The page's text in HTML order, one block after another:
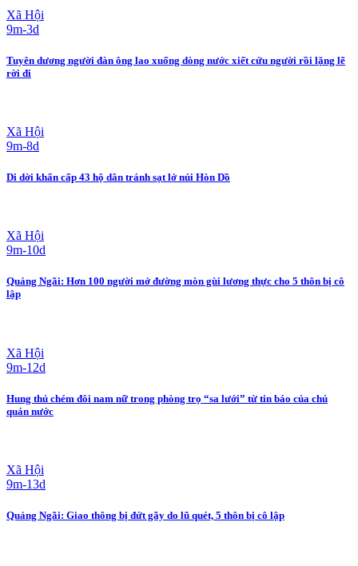
Xã Hội
9m-3d
Tuyên dương người đàn ông lao xuống dòng nước xiết cứu người rồi lặng lẽ
rời đi
Xã Hội
9m-8d
Di dời khẩn cấp 43 hộ dân tránh sạt lở núi Hòn Dồ
Xã Hội
9m-10d
Quảng Ngãi: Hơn 100 người mở đường mòn gùi lương thực cho 5 thôn bị cô
lập
Xã Hội
9m-12d
Hung thủ chém đôi nam nữ trong phòng trọ “sa lưới” từ tin báo của chủ
quán nước
Xã Hội
9m-13d
Quảng Ngãi: Giao thông bị đứt gãy do lũ quét, 5 thôn bị cô lập